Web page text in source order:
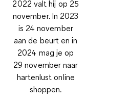
2022 valt hij op 25
november. In 2023
is 24 november
aan de beurt en in
2024 mag je op
29 november naar
hartenlust online
shoppen.